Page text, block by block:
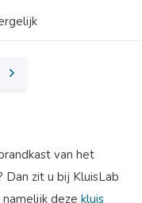
van het
Dan zit u bij KluisLab
namelijk dezekluis